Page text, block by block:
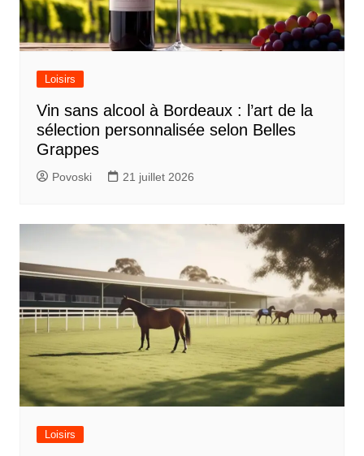
Loisirs
Vin sans alcool à Bordeaux : l’art de la
sélection personnalisée selon Belles
Grappes
Povoski 21 juillet 2026
Loisirs